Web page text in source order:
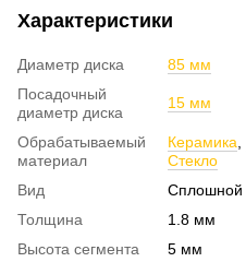
Характеристики
Диаметр диска
85 мм
Посадочный
диаметр диска
15 мм
Обрабатываемый
материал
Керамика
Стекло
Вид
Сплошной
Толщина
1.8 мм
Высота сегмента
5 мм